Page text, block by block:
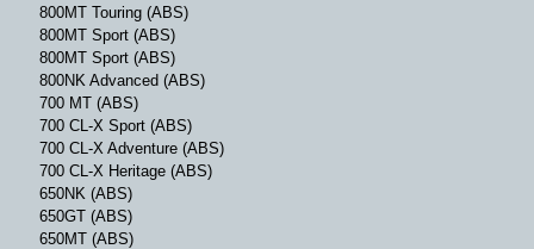
800MT Touring (ABS)
800MT Sport (ABS)
800MT Sport (ABS)
800NK Advanced (ABS)
700 MT (ABS)
700 CL-X Sport (ABS)
700 CL-X Adventure (ABS)
700 CL-X Heritage (ABS)
650NK (ABS)
650GT (ABS)
650MT (ABS)